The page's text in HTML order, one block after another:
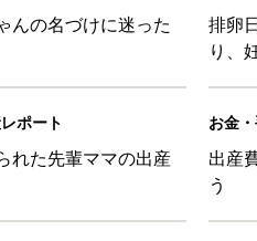
名前の漢字の意味と読み、男女
名前の漢字の意味と読み、男女別
名前の漢字の意味と読み、男女別